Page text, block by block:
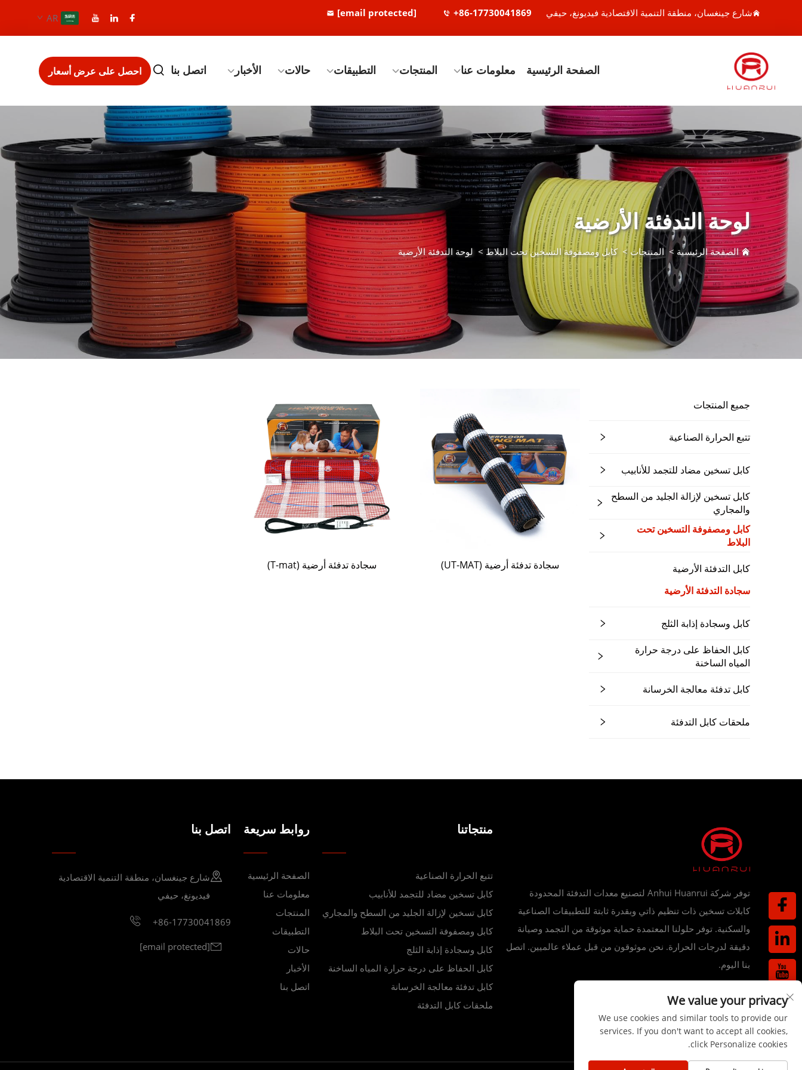
شارع جينغسان، منطقة التنمية الاقتصادية فيديونغ، حيفي +86-17730041869
[email protected]
AR
الصفحة الرئيسية معلومات عنا المنتجات التطبيقات حالات الأخبار اتصل بنا احصل على عرض أسعار
لوحة التدفئة الأرضية
الصفحة الرئيسية >المنتجات >كابل ومصفوفة التسخين تحت البلاط> لوحة التدفئة الأرضية
جميع المنتجات
تتبع الحرارة الصناعية
كابل تسخين مضاد للتجمد للأنابيب
كابل تسخين لإزالة الجليد من السطح
والمجاري
كابل ومصفوفة التسخين تحت
البلاط
كابل التدفئة الأرضية
سجادة التدفئة الأرضية
كابل وسجادة إذابة الثلج
كابل الحفاظ على درجة حرارة
المياه الساخنة
كابل تدفئة معالجة الخرسانة
ملحقات كابل التدفئة
سجادة تدفئة أرضية (UT-MAT) سجادة تدفئة أرضية (T-mat)
توفر شركة Anhui Huanrui لتصنيع معدات التدفئة المحدودة
كابلات تسخين ذات تنظيم ذاتي وبقدرة ثابتة للتطبيقات الصناعية
والسكنية. توفر حلولنا المعتمدة حماية موثوقة من التجمد وصيانة
دقيقة لدرجات الحرارة. نحن موثوقون من قبل عملاء عالميين. اتصل
بنا اليوم.
منتجاتنا
تتبع الحرارة الصناعية
كابل تسخين مضاد للتجمد للأنابيب
كابل تسخين لإزالة الجليد من السطح والمجاري
كابل ومصفوفة التسخين تحت البلاط
كابل وسجادة إذابة الثلج
كابل الحفاظ على درجة حرارة المياه الساخنة
كابل تدفئة معالجة الخرسانة
ملحقات كابل التدفئة
روابط سريعة
الصفحة الرئيسية
معلومات عنا
المنتجات
التطبيقات
حالات
الأخبار
اتصل بنا
اتصل بنا
شارع جينغسان، منطقة التنمية الاقتصادية
فيديونغ، حيفي
+86-17730041869
[email protected]
We value your privacy
We use cookies and similar tools to provide our
services. If you don't want to accept all cookies,
click Personalize cookies.